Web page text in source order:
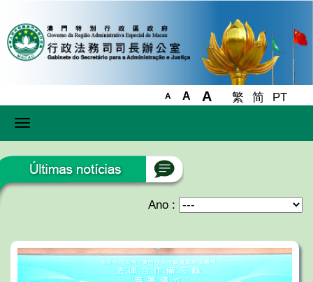
A A A 繁 简 PT
Toggle
navigation
Ano :